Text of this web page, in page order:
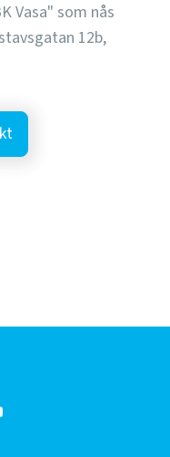
Vasa" som nås
12b,